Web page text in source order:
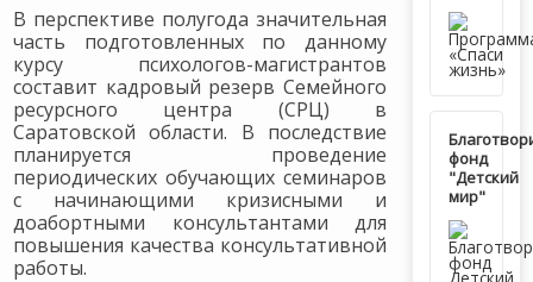
В перспективе полугода значительная
часть подготовленных по данному
курсу психологов-магистрантов
составит кадровый резерв Семейного
ресурсного центра (СРЦ) в
Саратовской области. В последствие
планируется проведение
периодических обучающих семинаров
с начинающими кризисными и
доабортными консультантами для
повышения качества консультативной
работы.
фонд
"Детский
мир"